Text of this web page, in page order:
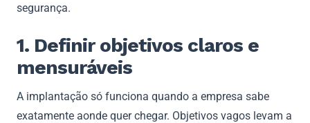
segurança.
1. Definir objetivos claros e
mensuráveis
A implantação só funciona quando a empresa sabe
exatamente aonde quer chegar. Objetivos vagos levam a